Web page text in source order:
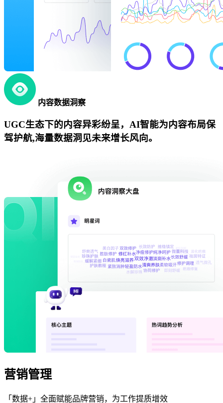
内容数据洞察
UGC生态下的内容异彩纷呈，AI智能为内容布局保
驾护航,海量数据洞见未来增长风向。
营销管理
「数据+」全面赋能品牌营销，为工作提质增效